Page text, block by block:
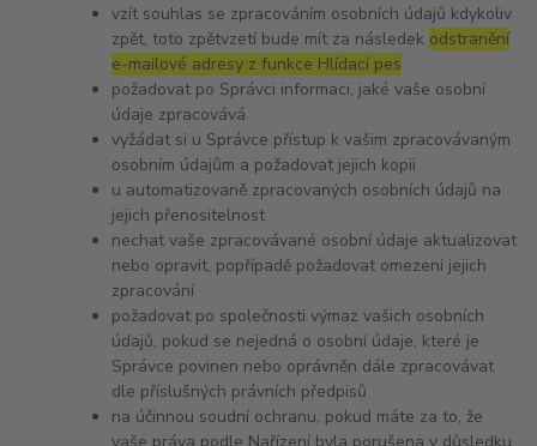
vzít souhlas se zpracováním osobních údajů kdykoliv
zpět, toto zpětvzetí bude mít za následek odstranění
e-mailové adresy z funkce Hlídací pes
požadovat po Správci informaci, jaké vaše osobní
údaje zpracovává
vyžádat si u Správce přístup k vašim zpracovávaným
osobním údajům a požadovat jejich kopii
u automatizovaně zpracovaných osobních údajů na
jejich přenositelnost
nechat vaše zpracovávané osobní údaje aktualizovat
nebo opravit, popřípadě požadovat omezení jejich
zpracování
požadovat po společnosti výmaz vašich osobních
údajů, pokud se nejedná o osobní údaje, které je
Správce povinen nebo oprávněn dále zpracovávat
dle příslušných právních předpisů
na účinnou soudní ochranu, pokud máte za to, že